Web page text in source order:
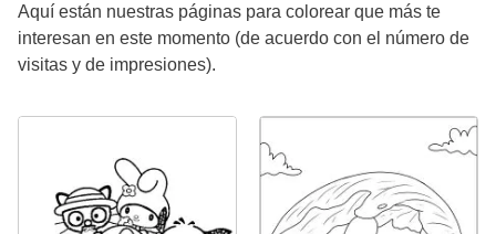
Aquí están nuestras páginas para colorear que más te
interesan en este momento (de acuerdo con el número de
visitas y de impresiones).